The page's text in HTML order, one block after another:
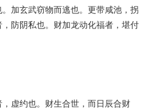
加玄武窃物而逃也。更带咸池，拐
防阴私也。财加龙动化福者，堪付
虚约也。财生合世，而日辰合财